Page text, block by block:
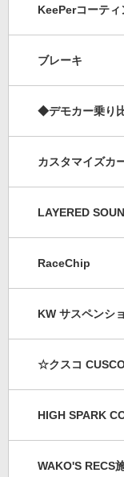
KeePerコーティ
ブレーキ
◆デモカー乗り
カスタマイズカ
LAYERED
RaceChip
KW サスペンシ
☆クスコ
HIGH SPARK
WAKO'S RECS